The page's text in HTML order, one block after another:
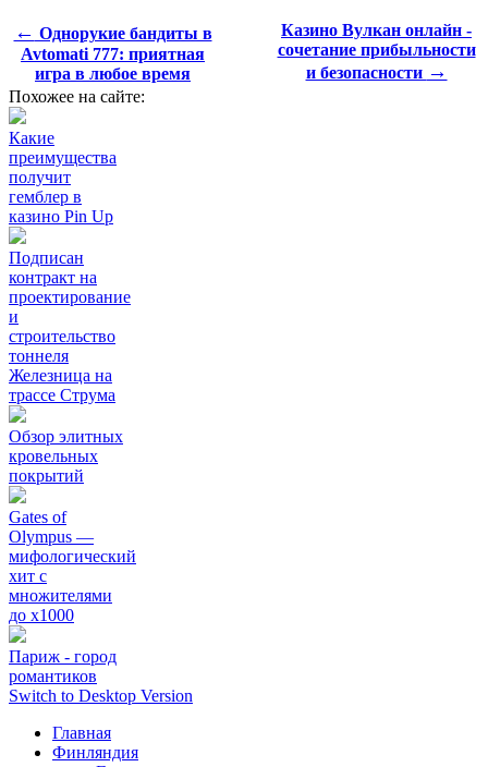
← Однорукие бандиты в
Avtomati 777: приятная
игра в любое время
Казино Вулкан онлайн -
сочетание прибыльности
и безопасности →
Похожее на сайте:
Какие
преимущества
получит
гемблер в
казино Pin Up
Подписан
контракт на
проектирование
и
строительство
тоннеля
Железница на
трассе Струма
Обзор элитных
кровельных
покрытий
Gates of
Olympus —
мифологический
хит с
множителями
до х1000
Париж - город
романтиков
Switch to Desktop Version
Главная
Финляндия